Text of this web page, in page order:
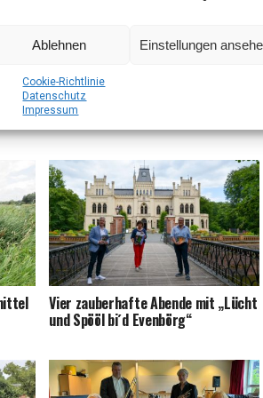
Ablehnen Einstellungen
Coo­kie-Richt­li­nie
Daten­schutz
Impres­sum
der
Selbst­hil­fe: Neue Grup­pe für Ange­
hö­ri­ge von Demenzerkrankten
Vier zau­ber­haf­te Aben­de mit „Lücht
und Spö­öl bi´d Evenbörg“